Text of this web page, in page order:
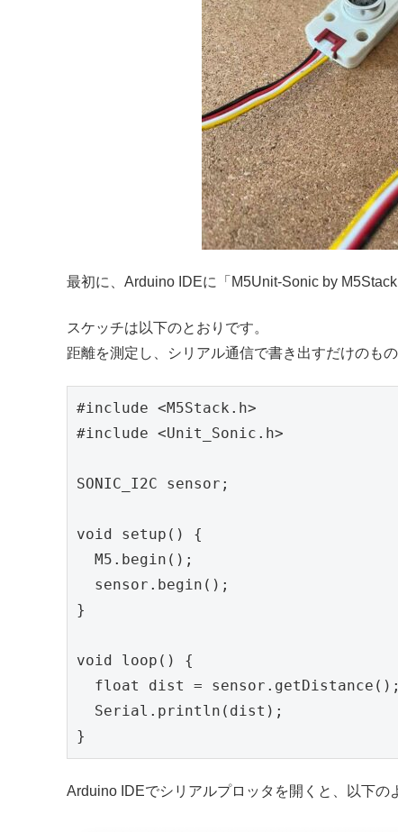
最初に、Arduino IDEに「M5Unit-Sonic by
スケッチは以下のとおりです。
距離を測定し、シリアル通信で書き出すだけのもの
#include <M5Stack.h>
#include <Unit_Sonic.h>
SONIC_I2C sensor;
void setup() {
}
void loop() {
}
Arduino IDEでシリアルプロッタを開くと、以下の